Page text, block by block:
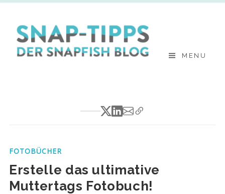
content
MENU
FOTOBÜCHER
Erstelle das ultimative
Muttertags Fotobuch!